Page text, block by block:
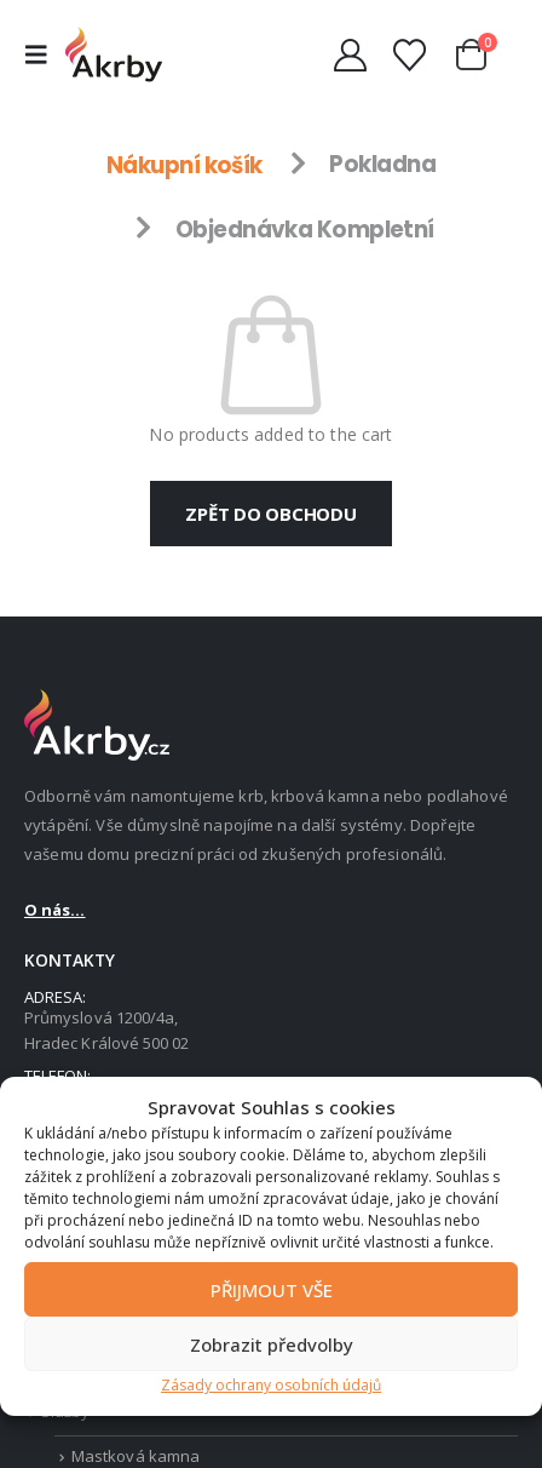
Spravovat Souhlas s cookies
K ukládání a/nebo přístupu k informacím o zařízení používáme
technologie, jako jsou soubory cookie. Děláme to, abychom zlepšili
zážitek z prohlížení a zobrazovali personalizované reklamy. Souhlas s
těmito technologiemi nám umožní zpracovávat údaje, jako je chování
při procházení nebo jedinečná ID na tomto webu. Nesouhlas nebo
odvolání souhlasu může nepříznivě ovlivnit určité vlastnosti a funkce.
PŘIJMOUT VŠE
Zobrazit předvolby
Zásady ochrany osobních údajů
0
Nákupní košík Pokladna
Objednávka Kompletní
No products added to the cart
ZPĚT DO OBCHODU
Odborně vám namontujeme krb, krbová kamna nebo podlahové
vytápění. Vše důmyslně napojíme na další systémy. Dopřejte
vašemu domu precizní práci od zkušených profesionálů.
O nás...
KONTAKTY
ADRESA:
Průmyslová 1200/4a,
Hradec Králové 500 02
TELEFON:
EMAIL:
info@akrby.cz
PRACOVNÍ DOBA:
Po - Pá / 8:00 - 17:00
Mastková kamna